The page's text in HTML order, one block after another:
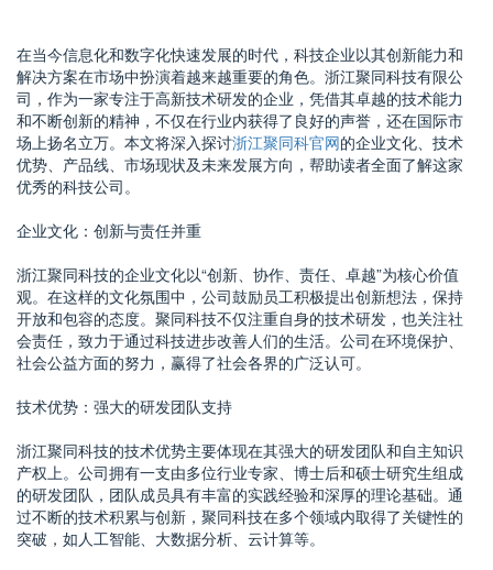
在当今信息化和数字化快速发展的时代，科技企业以其创新能力和
解决方案在市场中扮演着越来越重要的角色。浙江聚同科技有限公
司，作为一家专注于高新技术研发的企业，凭借其卓越的技术能力
和不断创新的精神，不仅在行业内获得了良好的声誉，还在国际市
场上扬名立万。本文将深入探讨浙江聚同科官网的企业文化、技术
优势、产品线、市场现状及未来发展方向，帮助读者全面了解这家
优秀的科技公司。
企业文化：创新与责任并重
浙江聚同科技的企业文化以“创新、协作、责任、卓越”为核心价值
观。在这样的文化氛围中，公司鼓励员工积极提出创新想法，保持
开放和包容的态度。聚同科技不仅注重自身的技术研发，也关注社
会责任，致力于通过科技进步改善人们的生活。公司在环境保护、
社会公益方面的努力，赢得了社会各界的广泛认可。
技术优势：强大的研发团队支持
浙江聚同科技的技术优势主要体现在其强大的研发团队和自主知识
产权上。公司拥有一支由多位行业专家、博士后和硕士研究生组成
的研发团队，团队成员具有丰富的实践经验和深厚的理论基础。通
过不断的技术积累与创新，聚同科技在多个领域内取得了关键性的
突破，如人工智能、大数据分析、云计算等。